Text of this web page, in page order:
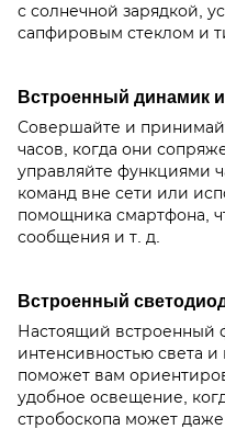
с солнечной зарядкой,
сапфировым стеклом и
Встроенный динамик
Совершайте и
часов, когда они
управляйте функциями
команд вне сети или
помощника смартфона,
сообщения и т. д.
Встроенный
Настоящий встроенный
интенсивностью света
поможет вам
удобное освещение,
стробоскопа может